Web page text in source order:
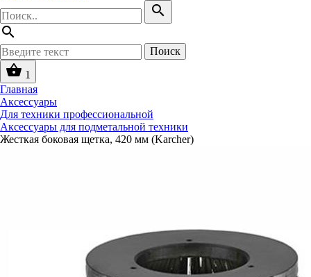
search
search
Поиск
shopping_basket 1
Главная
Аксессуары
Для техники профессиональной
Аксессуары для подметальной техники
Жесткая боковая щетка, 420 мм (Karcher)